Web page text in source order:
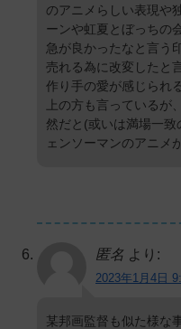
のアニメらしい表現や
ーンや虹夏とぼっちの
急が良かったなと言う
売れる為に改変したと
作り手の愛が感じられ
上の方も言っているが
然だと(或いは満場一
ェンソーマンのアニメ
匿名 より:
2023年1月4日
某邦画監督も似た様な